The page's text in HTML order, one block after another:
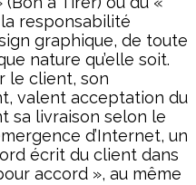
responsabilité
graphique, de toute
nature qu’elle soit.
le client, son
valent acceptation du
sa livraison selon le
d’Internet, un
écrit du client dans
accord », au même